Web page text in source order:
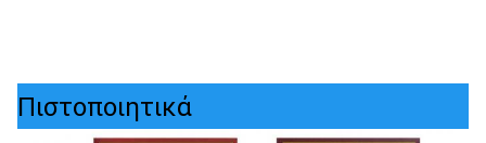
Πιστοποιητικά